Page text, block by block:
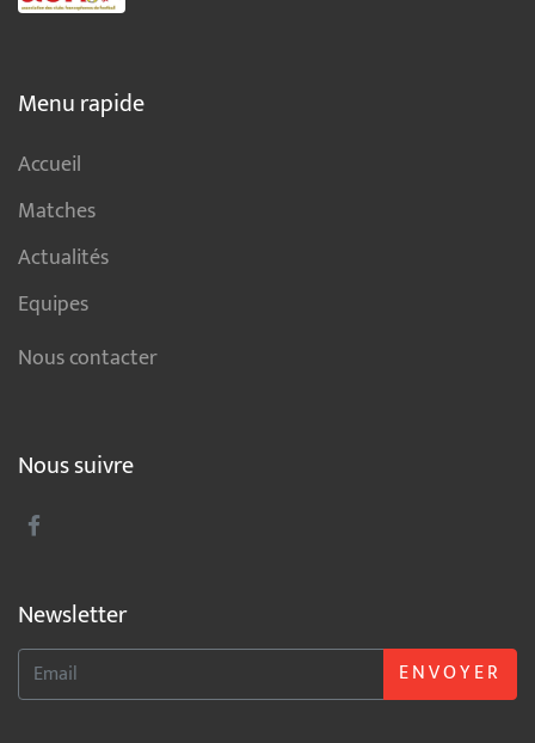
Menu rapide
Accueil
Matches
Actualités
Equipes
Nous contacter
Nous suivre
Newsletter
ENVOYER